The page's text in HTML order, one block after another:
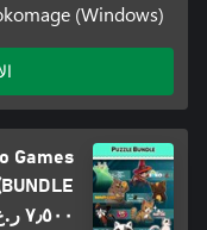
(Windows)
Games
٧٫٥٠٠ ر.ع.‏